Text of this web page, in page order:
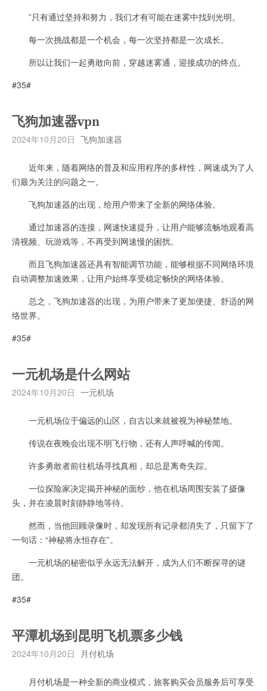
”只有通过坚持和努力，我们才有可能在迷雾中找到光明。
每一次挑战都是一个机会，每一次坚持都是一次成长。
所以让我们一起勇敢向前，穿越迷雾通，迎接成功的终点。
#35#
飞狗加速器vpn
2024年10月20日 飞狗加速器
近年来，随着网络的普及和应用程序的多样性，网速成为了人
们最为关注的问题之一。
飞狗加速器的出现，给用户带来了全新的网络体验。
通过加速器的连接，网速快速提升，让用户能够流畅地观看高
清视频、玩游戏等，不再受到网速慢的困扰。
而且飞狗加速器还具有智能调节功能，能够根据不同网络环境
自动调整加速效果，让用户始终享受稳定畅快的网络体验。
总之，飞狗加速器的出现，为用户带来了更加便捷、舒适的网
络世界。
#35#
一元机场是什么网站
2024年10月20日 一元机场
一元机场位于偏远的山区，自古以来就被视为神秘禁地。
传说在夜晚会出现不明飞行物，还有人声呼喊的传闻。
许多勇敢者前往机场寻找真相，却总是离奇失踪。
一位探险家决定揭开神秘的面纱，他在机场周围安装了摄像
头，并在凌晨时刻静静地等待。
然而，当他回顾录像时，却发现所有记录都消失了，只留下了
一句话：“神秘将永恒存在”。
一元机场的秘密似乎永远无法解开，成为人们不断探寻的谜
团。
#35#
平潭机场到昆明飞机票多少钱
2024年10月20日 月付机场
月付机场是一种全新的商业模式，旅客购买会员服务后可享受